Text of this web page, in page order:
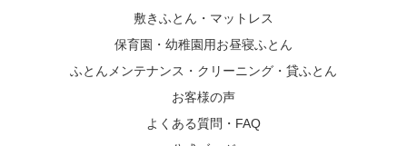
敷きふとん・マットレス
保育園・幼稚園用お昼寝ふとん
ふとんメンテナンス・クリーニング・貸ふとん
お客様の声
よくある質問・FAQ